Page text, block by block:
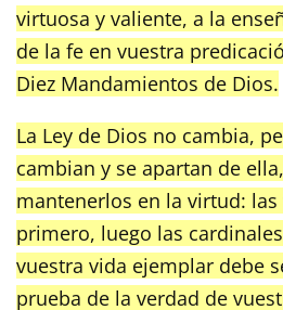
virtuosa y valiente, a la
de la fe en vuestra
Diez Mandamientos de Dios.
La Ley de Dios no cambia,
cambian y se apartan de
mantenerlos en la virtud:
primero, luego las
vuestra vida ejemplar debe
prueba de la verdad de